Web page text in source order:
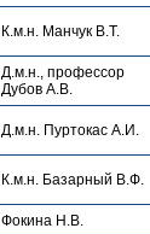
К.м.н. Манчук В.Т.
Д.м.н., профессор
Дубов А.В.
Д.м.н. Пуртокас А.И.
К.м.н. Базарный В.Ф.
Фокина Н.В.